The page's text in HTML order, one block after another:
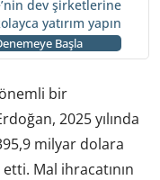
dev şirketlerine
yatırım yapın
Başla
bir
2025 yılında
milyar dolara
Mal ihracatının